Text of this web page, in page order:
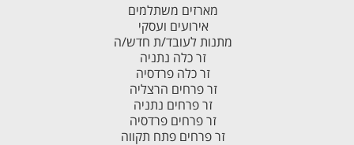
מארזים משתלמים
אירועים ועסקי
מתנות לעובד/ת חדש/ה
זר כלה נתניה
זר כלה פרדסיה
זר פרחים הרצליה
זר פרחים נתניה
זר פרחים פרדסיה
זר פרחים פתח תקווה